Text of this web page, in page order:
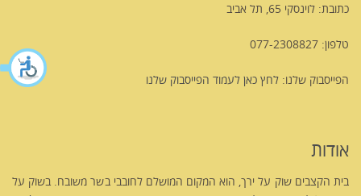
כתובת: לוינסקי 65, תל אביב
טלפון: 077-2308827
הפייסבוק שלנו: לחץ כאן לעמוד הפייסבוק שלנו
אודות
בית הקצבים שוק על ירך, הוא המקום המושלם לחובבי בשר משובח. בשוק על